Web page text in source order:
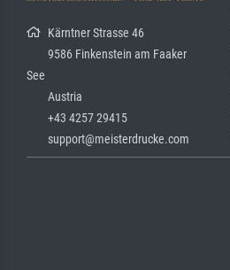
Kärntner Strasse 46
9586 Finkenstein am Faaker
See
Austria
+43 4257 29415
support@meisterdrucke.com